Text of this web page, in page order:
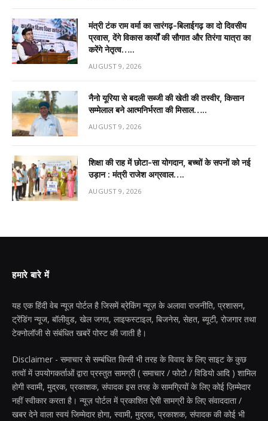
मंत्री टंक राम वर्मा का सारंगढ़-बिलाईगढ़ का दो दिवसीय
प्रवास, देंगे विकास कार्यों की सौगात और तिरंगा यात्रा का
करेंगे नेतृत्व…..
AUGUST 9, 2026
नैनो यूरिया से बदली सब्जी की खेती की तस्वीर, किसान
सम्मेलाल बने आत्मनिर्भरता की मिसाल…..
AUGUST 9, 2026
शिक्षा की राह में छोटा-सा योगदान, बच्चों के सपनों को नई
उड़ान : मंत्री राजेश अग्रवाल….
AUGUST 9, 2026
हमारे बारे में
यह एक हिंदी वेब न्यूज़ पोर्टल है जिसमें ब्रेकिंग न्यूज़ के अलावा राजनीति, प्रशासन,
ट्रेंडिंग न्यूज, बॉलीवुड, खेल जगत, लाइफस्टाइल, बिजनेस, सेहत, ब्यूटी, रोजगार तथा
टेक्नोलॉजी से संबंधित खबरें पोस्ट की जाती है।
Disclaimer - समाचार से सम्बंधित किसी भी तरह के विवाद के लिए साइट के कुछ
तत्वों में उपयोगकर्ताओं द्वारा प्रस्तुत सामग्री ( समाचार / फोटो / विडियो आदि ) शामिल
होगी स्वामी, मुद्रक, प्रकाशक, संपादक इस तरह के सामग्रियों के लिए कोई ज़िम्मेदार
नहीं स्वीकार करता है। न्यूज़ पोर्टल में प्रकाशित ऐसी सामग्री के लिए संवाददाता /
खबर देने वाला स्वयं जिम्मेदार होगा, स्वामी, मुद्रक, प्रकाशक, संपादक की कोई भी